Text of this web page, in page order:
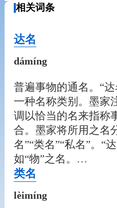
相关词条
达名
dámíng
普遍事物的通名。“
一种名称类别。墨家
调以恰当的名来指称
合。墨家将所用之名
名”“类名”“私名”。“
如“物”之名。…
类名
lèimíng